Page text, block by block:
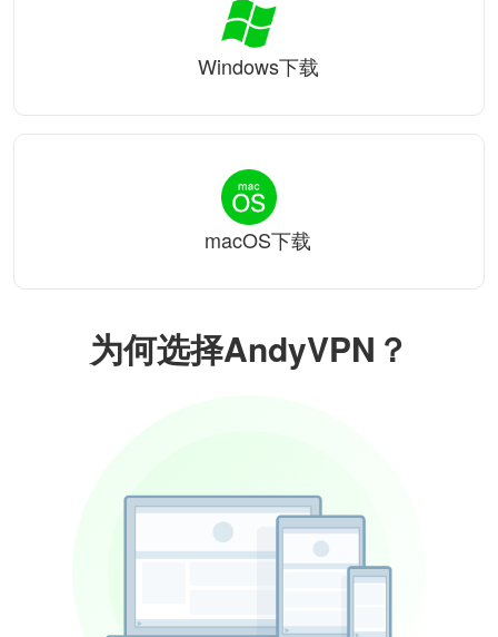
为何选择AndyVPN？
Windows下载
macOS下载